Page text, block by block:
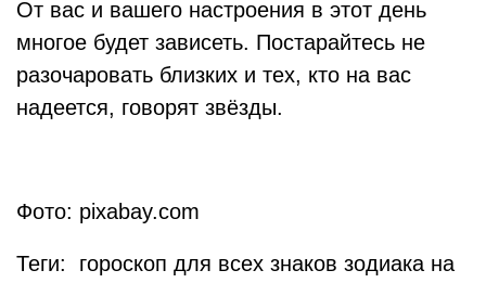
От вас и вашего настроения в этот день
многое будет зависеть. Постарайтесь не
разочаровать близких и тех, кто на вас
надеется, говорят звёзды.
Фото: pixabay.com
Теги: гороскоп для всех знаков зодиака на